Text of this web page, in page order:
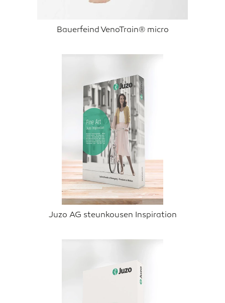
Bauerfeind VenoTrain® micro
Juzo AG steunkousen Inspiration